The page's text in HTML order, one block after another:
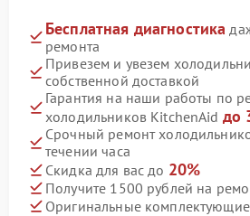
Бесплатная диагностика
ремонта
Привезем и увезем
собственной доставкой
Гарантия на наши работы по
холодильников KitchenAid до
Срочный ремонт
течении часа
Скидка для вас до 20%
Получите 1500 рублей на
Оригинальные